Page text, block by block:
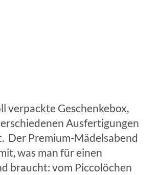
verpackte Geschenkebox,
Ausfertigungen
Der Premium-Mädelsabend
was man für einen
braucht: vom Piccolöchen